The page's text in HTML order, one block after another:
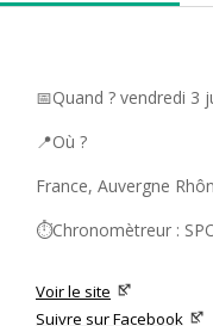
📅Quand ? vendredi 3
📍Où ?
France, Auvergne
⏱️Chronomètreur :
Voir le site
Suivre sur Facebook